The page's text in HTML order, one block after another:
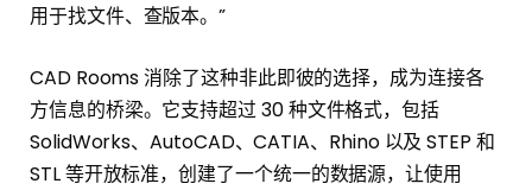
用于找文件、查版本。”
CAD Rooms 消除了这种非此即彼的选择，成为连接各
方信息的桥梁。它支持超过 30 种文件格式，包括
SolidWorks、AutoCAD、CATIA、Rhino 以及 STEP 和
STL 等开放标准，创建了一个统一的数据源，让使用